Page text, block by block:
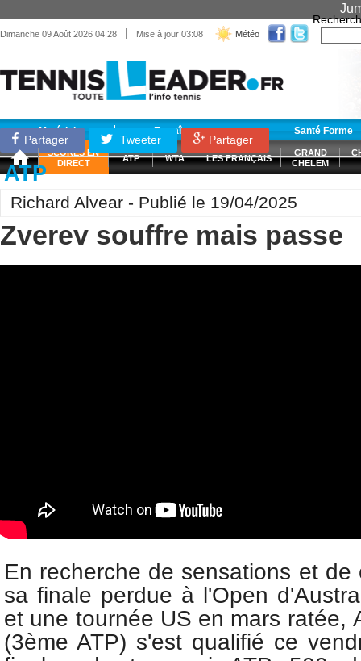
Dimanche 09 Août 2026 04:28 | Mise à jour 03:08 Météo
Matériel Entraînement Santé Forme
SCORES EN
DIRECT
ATP WTA LES FRANÇAIS
GRAND
CHELEM
Partager Tweeter Partager
ATP
Richard Alvear - Publié le 19/04/2025
Zverev souffre mais passe
En recherche de sensations et de
sa finale perdue à l'Open
et une tournée US en mars ratée,
(3ème ATP) s'est qualifié ce